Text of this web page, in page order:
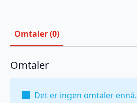
Omtaler (0)
Omtaler
Det er ingen omtaler ennå.